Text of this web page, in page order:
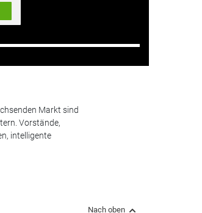
Markt sind
Vorstände,
intelligente
Nach oben